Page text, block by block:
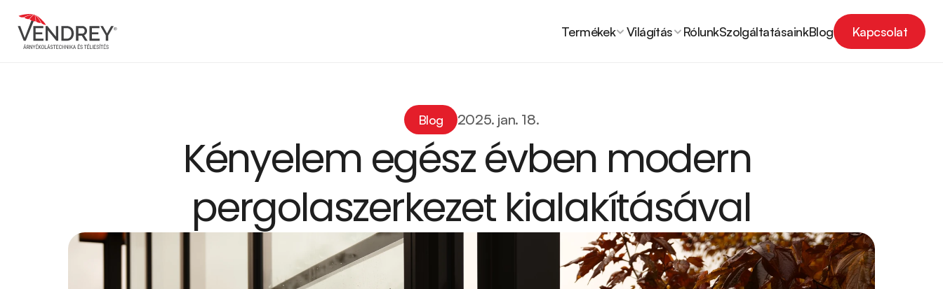
Blog 2025. jan. 18.
Kényelem egész évben modern
pergolaszerkezet kialakításával
Termékek Világítás RólunkSzolgáltatásainkBlog
Kapcsolat
Kapcsolat